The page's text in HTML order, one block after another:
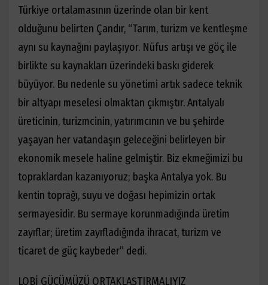
Türkiye ortalamasının üzerinde olan bir kent
olduğunu belirten Çandır, “Tarım, turizm ve kentleşme
aynı su kaynağını paylaşıyor. Nüfus artışı ve göç ile
birlikte su kaynakları üzerindeki baskı giderek
büyüyor. Bu nedenle su yönetimi artık sadece teknik
bir altyapı meselesi olmaktan çıkmıştır. Antalyalı
üreticinin, turizmcinin, yatırımcının ve bu şehirde
yaşayan her vatandaşın geleceğini belirleyen bir
ekonomik mesele haline gelmiştir. Biz ekmeğimizi bu
topraklardan kazanıyoruz; başka Antalya yok. Bu
kentin toprağı, suyu ve doğası hepimizin ortak
sermayesidir. Bu sermaye korunmadığında üretim
zayıflar; üretim zayıfladığında ihracat, turizm ve
ticaret de güç kaybeder” dedi.
LOBİ GÜCÜMÜZÜ ORTAKLAŞTIRMALIYIZ